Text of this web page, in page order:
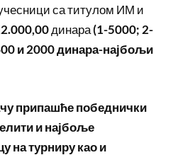
са титулом ИМ и
динара(1-5000; 2-
и 2000 динара-најбољи
припашће победнички
и најбоље
на турниру као и